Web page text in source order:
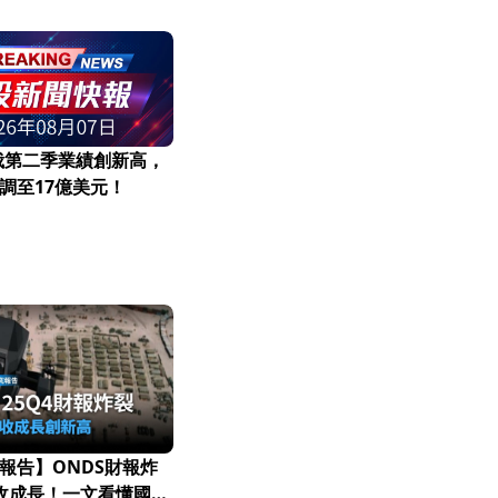
二季業績創新高，
至17億美元！
告】ONDS財報炸
成長！一文看懂國防